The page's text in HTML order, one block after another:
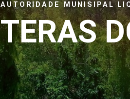
AUTORIDADE MUNISIPAL
TERAS